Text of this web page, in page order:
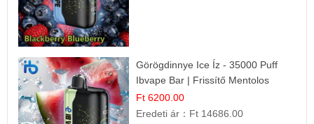
Görögdinnye Ice Íz - 35000 Puff
Ibvape Bar | Frissítő Mentolos
Élmény!
Ft 6200.00
Eredeti ár： Ft 14686.00